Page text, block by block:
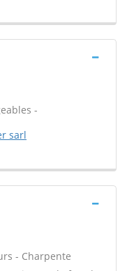
-
sarl
- Charpente